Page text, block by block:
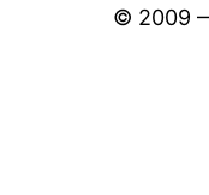
© 2009